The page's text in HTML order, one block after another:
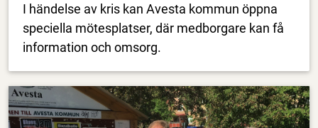
I händelse av kris kan Avesta kommun öppna
speciella mötesplatser, där medborgare kan få
information och omsorg.